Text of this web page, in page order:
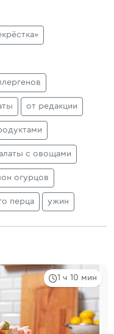
от редакции
с овощами
огурцов
перца ужин
1 ч 10 мин